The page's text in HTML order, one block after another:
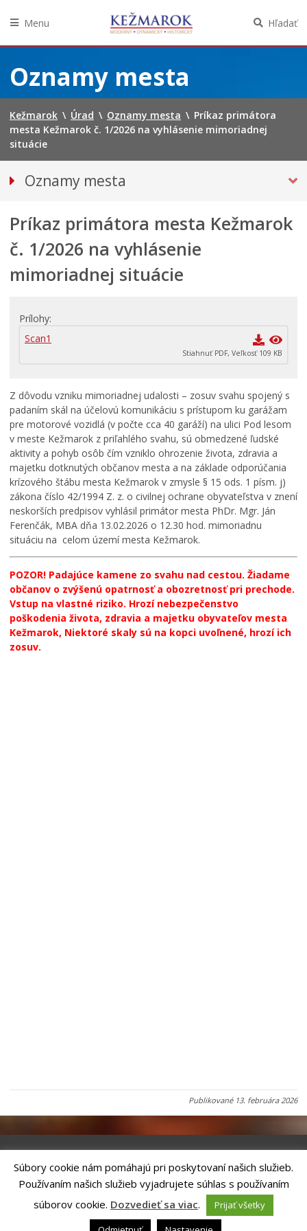
obsah
Menu Hľadať
Oznamy mesta
Kežmarok \ Úrad \ Oznamy mesta \ Príkaz primátora
mesta Kežmarok č. 1/2026 na vyhlásenie mimoriadnej
situácie
Oznamy mesta
BEZPEČNOSŤ
Straty a nálezy
Doprava, údržba komunikácií
Financie
Primátor informuje
Stavby, prenájmy a pozemky
Zamestnanie v samospráve
Životné prostredie a odpady
Príkaz primátora mesta Kežmarok
č. 1/2026 na vyhlásenie
mimoriadnej situácie
Prílohy
Scan1
Stiahnuť PDF, Veľkosť 109 KB
Z dôvodu vzniku mimoriadnej udalosti – zosuv svahu spojený s
padaním skál na účelovú komunikáciu s prístupom ku garážam
pre motorové vozidlá (v počte cca 40 garáží) na ulici Pod lesom
v meste Kežmarok z priľahlého svahu, sú obmedzené ľudské
aktivity a pohyb osôb čím vzniklo ohrozenie života, zdravia a
majetku dotknutých občanov mesta a na základe odporúčania
krízového štábu mesta Kežmarok v zmysle § 15 ods. 1 písm. j)
zákona číslo 42/1994 Z. z. o civilnej ochrane obyvateľstva v znení
neskorších predpisov vyhlásil primátor mesta PhDr. Mgr. Ján
Ferenčák, MBA dňa 13.02.2026 o 12.30 hod. mimoriadnu
situáciu na celom území mesta Kežmarok.
POZOR! Padajúce kamene zo svahu nad cestou. Žiadame
občanov o zvýšenú opatrnosť a obozretnosť pri prechode.
Vstup na vlastné riziko. Hrozí nebezpečenstvo
poškodenia života, zdravia a majetku obyvateľov mesta
Kežmarok, Niektoré skaly sú na kopci uvoľnené, hrozí ich
zosuv.
Publikované 13. februára 2026
Riešenie ANTIK SMART CITY
| Technický prevádzkovateľ – MVI
Technology, s.r.o.
Správca webového sídla: Mesto Kežmarok, Hlavné námestie, 060 01
Kežmarok, tel.: +421524660111
podatelna@kezmarok.sk,|Vyhlásenie o prístupnosti
Súbory cookie nám pomáhajú pri poskytovaní našich služieb.
Používaním našich služieb vyjadrujete súhlas s používaním
súborov cookie. Dozvedieť sa viac.
Prijať všetky